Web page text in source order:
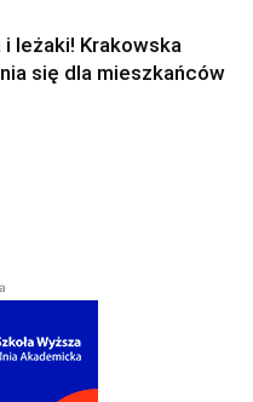
leżaki! Krakowska
się dla mieszkańców